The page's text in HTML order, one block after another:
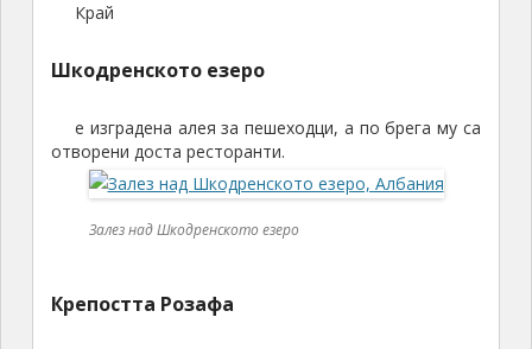
Край
Шкодренското езеро
е изградена алея за пешеходци, а по брега му са
отворени доста ресторанти.
Залез над Шкодренското езеро
Крепостта Розафа